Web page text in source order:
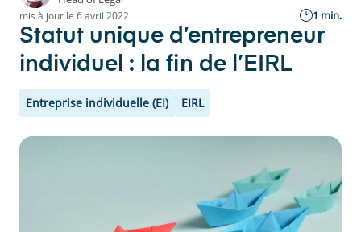
mis à jour le 6 avril 2022 1 min.
Statut unique d’entrepreneur
individuel : la fin de l’EIRL
Entreprise individuelle (EI) EIRL